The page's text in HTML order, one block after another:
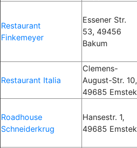
Restaurant
Finkemeyer
Essener Str.
53, 49456
Bakum
Restaurant Italia
Clemens-
August-Str. 10,
49685 Emstek
Roadhouse
Schneiderkrug
Hansestr. 1,
49685 Emstek